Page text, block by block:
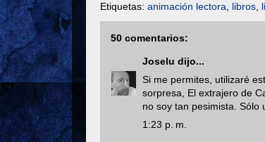
Etiquetas: animación lectora libros
50 comentarios:
Joselu dijo...
Si me permites, utilizaré
sorpresa, El extrajero de
no soy tan pesimista. Sólo
1:23 p. m.